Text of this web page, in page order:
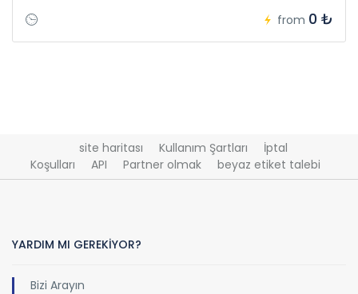
from 0 ₺
site haritası Kullanım Şartları
İptal
Koşulları
API Partner olmak beyaz etiket talebi
YARDIM MI GEREKİYOR?
Bizi Arayın